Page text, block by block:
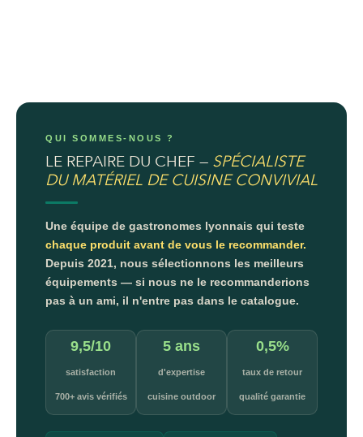
QUI SOMMES-NOUS ?
LE REPAIRE DU CHEF — SPÉCIALISTE
DU MATÉRIEL DE CUISINE CONVIVIAL
Une équipe de gastronomes lyonnais qui teste
chaque produit avant de vous le recommander.
Depuis 2021, nous sélectionnons les meilleurs
équipements — si nous ne le recommanderions
pas à un ami, il n'entre pas dans le catalogue.
9,5/10
satisfaction
700+ avis vérifiés
5 ans
d'expertise
cuisine outdoor
0,5%
taux de retour
qualité garantie